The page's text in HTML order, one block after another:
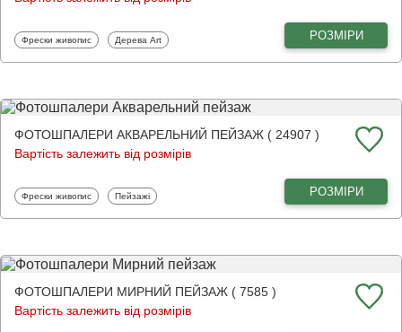
Фотошпалери
Фрески живопис Фотошпалери
Дерева Art РОЗМІРИ
ФОТОШПАЛЕРИ АКВАРЕЛЬНИЙ ПЕЙЗАЖ ( 24907 )
Вартість залежить від розмірів
Фотошпалери
Фрески живопис Фотошпалери
Пейзажі РОЗМІРИ
ФОТОШПАЛЕРИ МИРНИЙ ПЕЙЗАЖ ( 7585 )
Вартість залежить від розмірів